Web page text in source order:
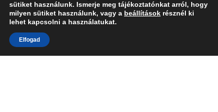
Szabályzó és határoló termosztátok 21
Termoelemek/ Hőelemek
Termomágnesek
sütiket használunk. Ismerje meg tájékoztatónkat arról, hogy
milyen sütiket használunk, vagy a beállítások résznél ki
lehet kapcsolni a használatukat.
Elfogad